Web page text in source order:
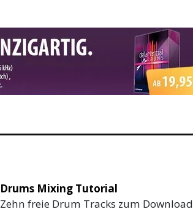
Drums Mixing Tutorial
Zehn freie Drum Tracks zum Download